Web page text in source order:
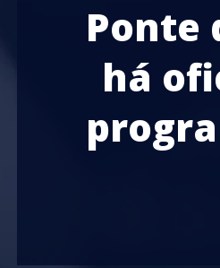
Ponte
há